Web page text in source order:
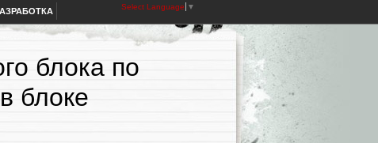
Select Language ▼
блока по
блоке